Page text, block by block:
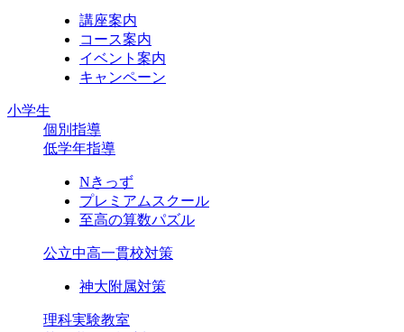
講座案内
コース案内
イベント案内
キャンペーン
小学生
個別指導
低学年指導
Nきっず
プレミアムスクール
至高の算数パズル
公立中高一貫校対策
神大附属対策
理科実験教室